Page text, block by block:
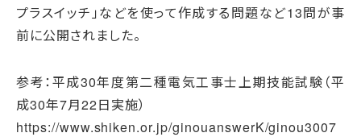
プラスイッチ」などを使って作成する問題など13問が事
前に公開されました。
参考：平成30年度第二種電気工事士上期技能試験（平
成30年7月22日実施）
https://www.shiken.or.jp/ginouanswerK/ginou3007